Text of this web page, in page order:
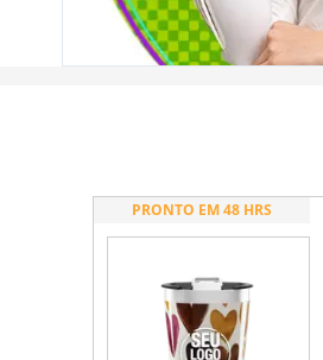
PRONTO EM 48 HRS